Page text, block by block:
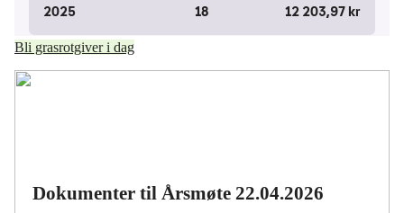
Bli grasrotgiver i dag
Dokumenter til Årsmøte 22.04.2026